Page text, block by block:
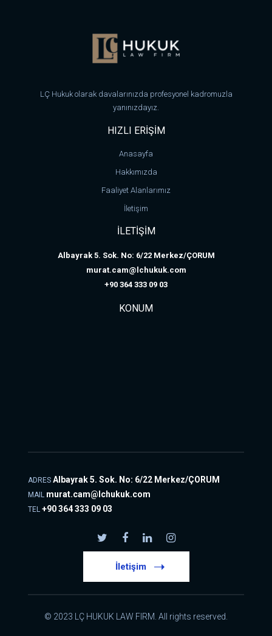
LÇ Hukuk olarak davalarınızda profesyonel kadromuzla
yanınızdayız.
HIZLI ERİŞİM
Anasayfa
Hakkımızda
Faaliyet Alanlarımız
İletişim
İLETİŞİM
Albayrak 5. Sok. No: 6/22 Merkez/ÇORUM
murat.cam@lchukuk.com
+90 364 333 09 03
KONUM
ADRES Albayrak 5. Sok. No: 6/22 Merkez/ÇORUM
MAIL murat.cam@lchukuk.com
TEL +90 364 333 09 03
İletişim
© 2023 LÇ HUKUK LAW FIRM. All rights reserved.